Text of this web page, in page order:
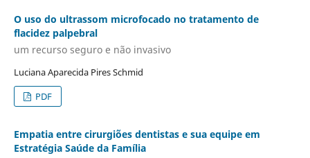
O uso do ultrassom microfocado no tratamento de
flacidez palpebral
um recurso seguro e não invasivo
Luciana Aparecida Pires Schmid
PDF
Empatia entre cirurgiões dentistas e sua equipe em
Estratégia Saúde da Família